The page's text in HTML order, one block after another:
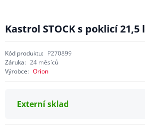
Kastrol STOCK s poklicí 21,5 l
Kód produktu: P270899
Záruka: 24 měsíců
Výrobce: Orion
Externí sklad